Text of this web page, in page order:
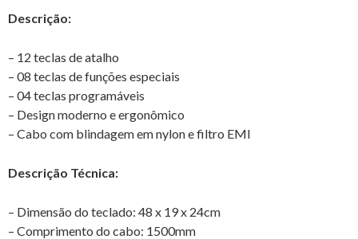
Descrição:
– 12 teclas de atalho
– 08 teclas de funções especiais
– 04 teclas programáveis
– Design moderno e ergonômico
– Cabo com blindagem em nylon e filtro EMI
Descrição Técnica:
– Dimensão do teclado: 48 x 19 x 24cm
– Comprimento do cabo: 1500mm